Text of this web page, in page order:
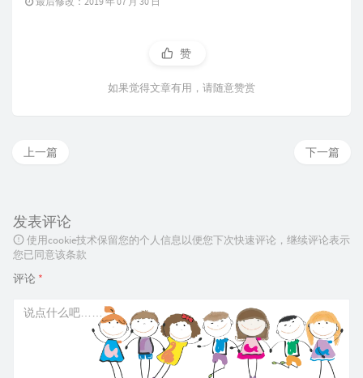
赞
如果觉得文章有用，请随意赞赏
下一篇
上一篇
发表评论
使用cookie技术保留您的个人信息以便您下次快速评论，继续评论表示
您已同意该条款
评论 *